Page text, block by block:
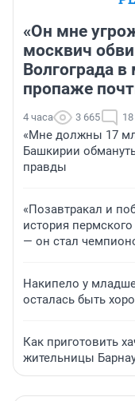
«Он мне
москвич
Волгограда
пропаже
4 часа 3 665 18
«Мне должны 17
Башкирии
правды
«Позавтракал и
история
— он стал
Накипело у
осталась быть
Как приготовить
жительницы